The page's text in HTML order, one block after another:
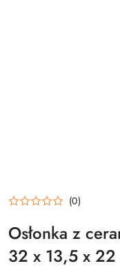
(0)
Osłonka z
32 x 13,5 x